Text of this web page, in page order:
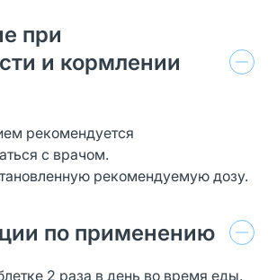
при
и кормлении
рекомендуется
с врачом.
рекомендуемую дозу.
по применению
2 раза в день во время еды.